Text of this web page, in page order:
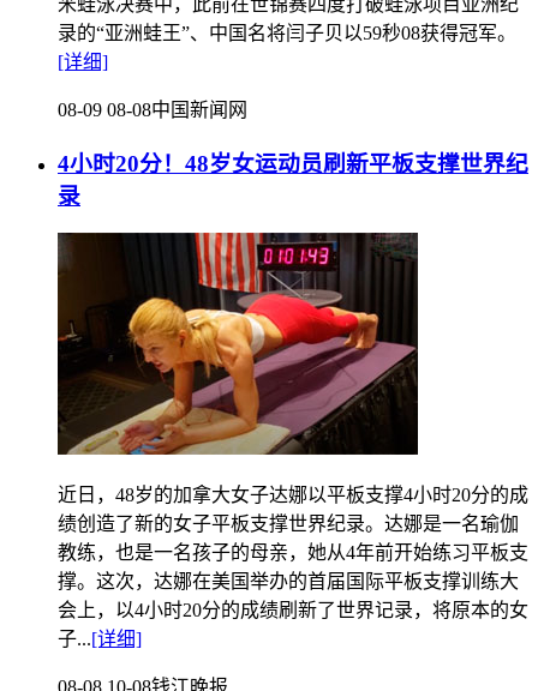
米蛙泳决赛中，此前在世锦赛四度打破蛙泳项目亚洲纪
录的“亚洲蛙王”、中国名将闫子贝以59秒08获得冠军。
[详细]
08-09 08-08中国新闻网
4小时20分！48岁女运动员刷新平板支撑世界纪
录
近日，48岁的加拿大女子达娜以平板支撑4小时20分的成
绩创造了新的女子平板支撑世界纪录。达娜是一名瑜伽
教练，也是一名孩子的母亲，她从4年前开始练习平板支
撑。这次，达娜在美国举办的首届国际平板支撑训练大
会上，以4小时20分的成绩刷新了世界记录，将原本的女
子...[详细]
08-08 10-08钱江晚报